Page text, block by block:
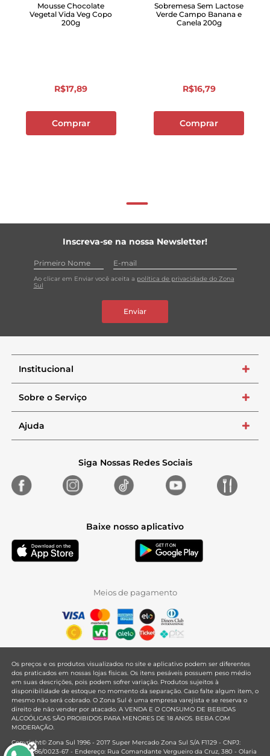
Mousse Chocolate
Vegetal Vida Veg Copo
200g
R$17,89
Comprar
Sobremesa Sem Lactose
Verde Campo Banana e
Canela 200g
R$16,79
Comprar
Inscreva-se na nossa Newsletter!
Ao clicar em Enviar você aceita a política de privacidade do Zona
Sul
Enviar
Institucional +
Sobre o Serviço +
Ajuda +
Siga Nossas Redes Sociais
Baixe nosso aplicativo
Meios de pagamento
Os preços e os produtos visualizados no site e aplicativo podem ser diferentes
dos praticados em nossas lojas físicas. Os itens pesáveis possuem peso médio
em suas descrições, pois podem sofrer variação. Produtos sujeitos à
disponibilidade de estoque no momento da separação. Caso falte algum item, o
mesmo não será cobrado. O Zona Sul é uma empresa varejista e se reserva o
direito de não vender por atacado. A VENDA E O CONSUMO DE BEBIDAS
ALCOÓLICAS SÃO PROIBIDOS PARA MENORES DE 18 ANOS. BEBA COM
MODERAÇÃO.
Copyright© Zona Sul 1996 - 2017 Super Mercado Zona Sul S/A F1129 - CNPJ:
33.381.286/0023-67 - Endereço: Rua Comandante Vergueiro da Cruz, 380 - Olaria